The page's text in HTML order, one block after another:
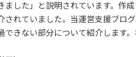
ました」と説明されています。作成
れていました。当運営支援ブロ
できない部分について紹介します